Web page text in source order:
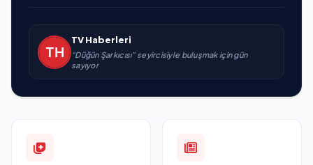
TV Haberleri
“Düğün Şarkıcısı” seyircisiyle buluşmak için gün
sayıyor